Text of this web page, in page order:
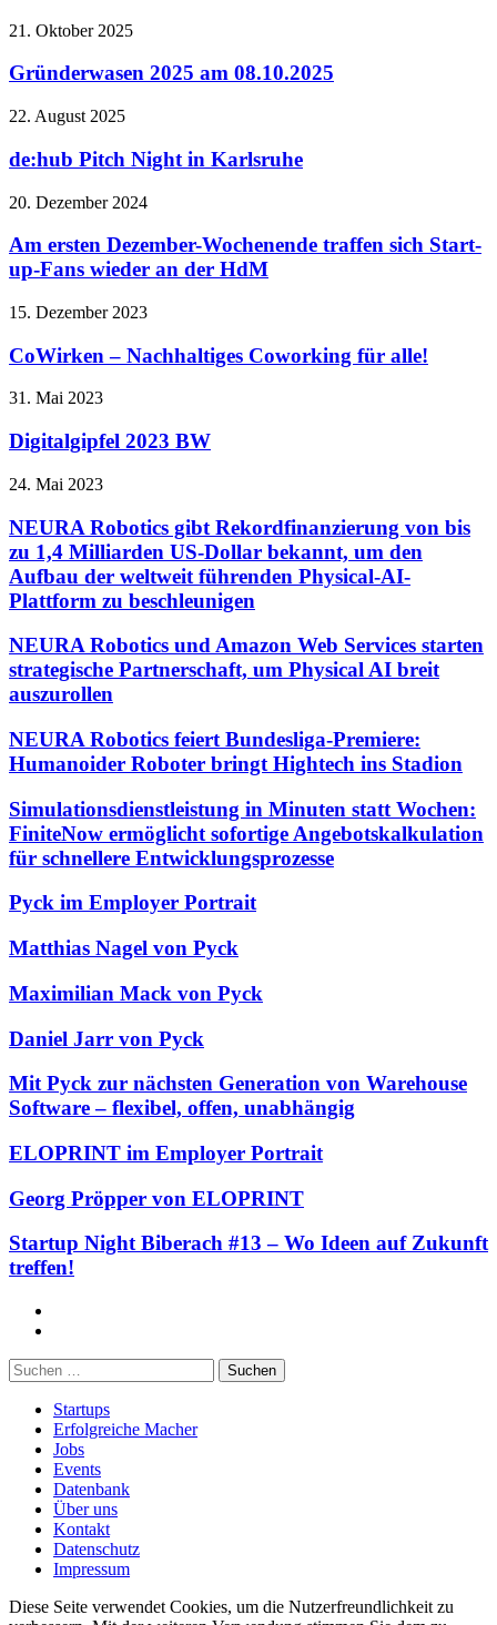
21. Oktober 2025
Gründerwasen 2025 am 08.10.2025
22. August 2025
de:hub Pitch Night in Karlsruhe
20. Dezember 2024
Am ersten Dezember-Wochenende traffen sich Start-
up-Fans wieder an der HdM
15. Dezember 2023
CoWirken – Nachhaltiges Coworking für alle!
31. Mai 2023
Digitalgipfel 2023 BW
24. Mai 2023
NEURA Robotics gibt Rekordfinanzierung von bis
zu 1,4 Milliarden US-Dollar bekannt, um den
Aufbau der weltweit führenden Physical-AI-
Plattform zu beschleunigen
NEURA Robotics und Amazon Web Services starten
strategische Partnerschaft, um Physical AI breit
auszurollen
NEURA Robotics feiert Bundesliga-Premiere:
Humanoider Roboter bringt Hightech ins Stadion
Simulationsdienstleistung in Minuten statt Wochen:
FiniteNow ermöglicht sofortige Angebotskalkulation
für schnellere Entwicklungsprozesse
Pyck im Employer Portrait
Matthias Nagel von Pyck
Maximilian Mack von Pyck
Daniel Jarr von Pyck
Mit Pyck zur nächsten Generation von Warehouse
Software – flexibel, offen, unabhängig
ELOPRINT im Employer Portrait
Georg Pröpper von ELOPRINT
Startup Night Biberach #13 – Wo Ideen auf Zukunft
treffen!
Suchen
nach:
Startups
Erfolgreiche Macher
Jobs
Events
Datenbank
Über uns
Kontakt
Datenschutz
Impressum
Diese Seite verwendet Cookies, um die Nutzerfreundlichkeit zu